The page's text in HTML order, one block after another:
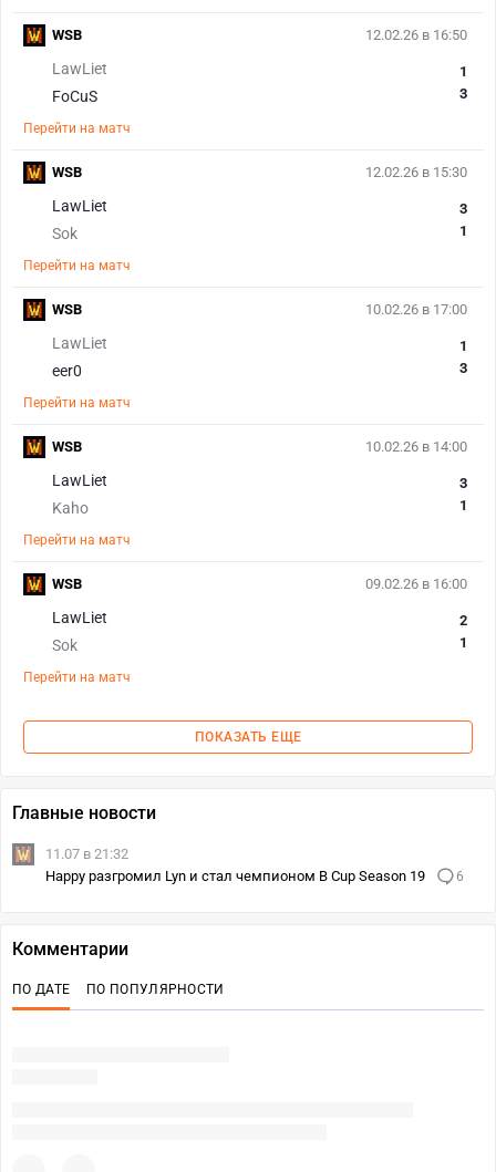
12.02.26 в 16:50
LawLiet
FoCuS
1
3
Перейти на матч
WSB
12.02.26 в 15:30
LawLiet
Sok
3
1
Перейти на матч
WSB
10.02.26 в 17:00
LawLiet
eer0
1
3
Перейти на матч
WSB
10.02.26 в 14:00
LawLiet
Kaho
3
1
Перейти на матч
WSB
09.02.26 в 16:00
LawLiet
Sok
2
1
Перейти на матч
WSB
ПОКАЗАТЬ ЕЩЕ
Главные новости
11.07 в 21:32
Happy разгромил Lyn и стал чемпионом B Cup Season 19
6
Комментарии
ПО ДАТЕ ПО ПОПУЛЯРНОСТИ